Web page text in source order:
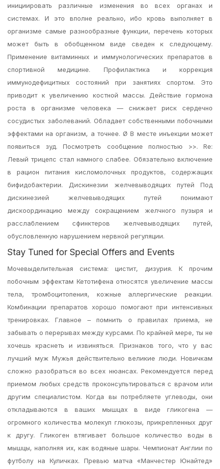
инициировать различные изменения во всех органах и
системах. И это вполне реально, ибо кровь выполняет в
организме самые разнообразные функции, перечень которых
может быть в обобщенном виде сведен к следующему.
Применение витаминных и иммунологических препаратов в
спортивной медицине. Профилактика и коррекция
иммунодефицитных состояний при занятиях спортом. Это
приводит к увеличению костной массы. Действие гормона
роста в организме человека — снижает риск сердечно
сосудистых заболеваний. Обладает собственными побочными
эффектами на организм, а точнее. Ø В месте инъекции может
появиться зуд. Посмотреть сообщение полностью >>. Re:
Левый трицепс стал намного слабее. Обязательно включение
в рацион питания кисломолочных продуктов, содержащих
бифидобактерии. Дискинезии желчевыводящих путей Под
дискинезией желчевыводящих путей понимают
дискоординацию между сокращением желчного пузыря и
расслаблением сфинктеров желчевыводящих путей,
обусловленную нарушением нервной регуляции.
Stay Tuned for Special Offers and Events
Мочевыделительная система: цистит, дизурия. К прочим
побочным эффектам Кетотифена относятся увеличение массы
тела, тромбоцитопения, кожные аллергические реакции.
Комбинации препаратов хорошо помогают при интенсивных
тренировках. Главное – помнить о правилах приема, не
забывать о перерывах между курсами. По крайней мере, ты не
хочешь краснеть и извиняться. Признаков того, что у вас
лучший муж Мужья действительно великие люди. Новичкам
сложно разобраться во всех нюансах. Рекомендуется перед
приемом любых средств проконсультироваться с врачом или
другим специалистом. Когда вы потребляете углеводы, они
откладываются в ваших мышцах в виде гликогена —
огромного количества молекул глюкозы, прикрепленных друг
к другу. Гликоген втягивает большое количество воды в
мышцы, наполняя их, как водяные шары. Чемпионат Англии по
футболу на Куличках. Превью матча «Манчестер Юнайтед»